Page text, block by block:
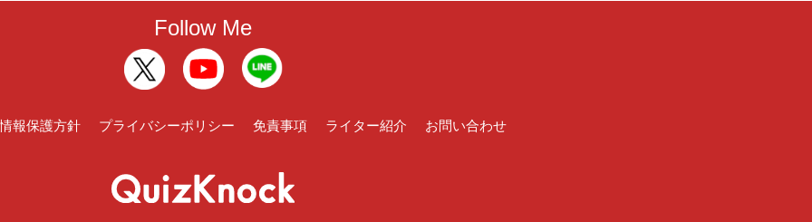
Follow Me
報保護方針 プライバシーポリシー 免責事項 ライター紹介 お問い合わせ